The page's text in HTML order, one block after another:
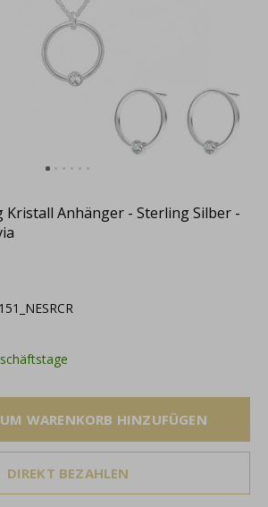
Kristall Anhänger - Sterling Silber -
WARENKORB HINZUFÜGEN
DIREKT BEZAHLEN